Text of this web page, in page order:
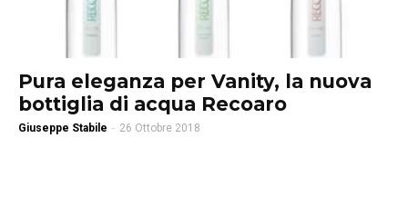
Pura eleganza per Vanity, la nuova
bottiglia di acqua Recoaro
Giuseppe Stabile - 26 Ottobre 2018